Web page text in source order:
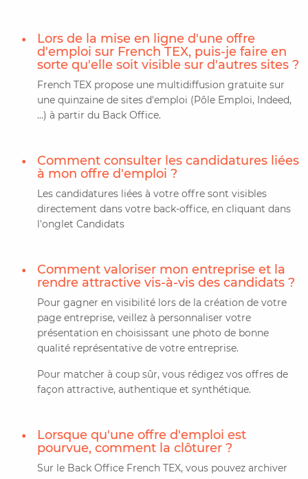
Lors de la mise en ligne d'une offre
d'emploi sur French TEX, puis-je faire en
sorte qu'elle soit visible sur d'autres sites ?
French TEX propose une multidiffusion gratuite sur
une quinzaine de sites d'emploi (Pôle Emploi, Indeed,
…) à partir du Back Office.
Comment consulter les candidatures liées
à mon offre d'emploi ?
Les candidatures liées à votre offre sont visibles
directement dans votre back-office, en cliquant dans
l'onglet Candidats
Comment valoriser mon entreprise et la
rendre attractive vis-à-vis des candidats ?
Pour gagner en visibilité lors de la création de votre
page entreprise, veillez à personnaliser votre
présentation en choisissant une photo de bonne
qualité représentative de votre entreprise.
Pour matcher à coup sûr, vous rédigez vos offres de
façon attractive, authentique et synthétique.
Lorsque qu'une offre d'emploi est
pourvue, comment la clôturer ?
Sur le Back Office French TEX, vous pouvez archiver